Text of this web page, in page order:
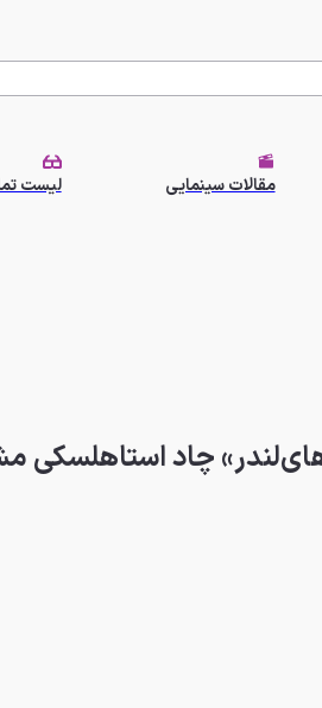
مقالات سینمایی لیست
چاد